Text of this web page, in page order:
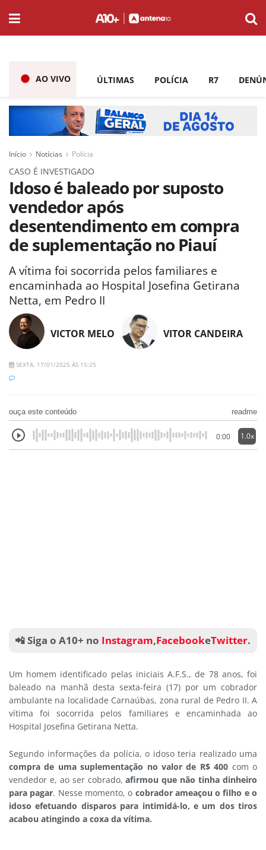
AO VIVO ÚLTIMAS POLÍCIA R7
Início Notícias Polícia
CASO É INVESTIGADO
Idoso é baleado por suposto
vendedor após
desentendimento em compra
de suplementação no Piauí
A vítima foi socorrida pelos familiares e
encaminhada ao Hospital Josefina Getirana
Netta, em Pedro II
VICTOR MELO VITOR CANDEIRA
SEXTA, 17/01/2025 ÀS 15:25
ouça este conteúdo readme
0:00 1.0x
📲 Siga o A10+ no Instagram,FacebookeTwitter.
Um homem identificado pelas iniciais A.F.S., de 78 anos, foi
baleado na manhã desta sexta-feira (17) por um cobrador
ambulante na localidade Carnaúbas, zona rural de Pedro II. A
vítima foi socorrida pelos familiares e encaminhada ao
Hospital Josefina Getirana Netta.
Segundo informações da polícia, o idoso teria realizado uma
compra de uma suplementação no valor de R$ 400 com o
vendedor e, ao ser cobrado,afirmou que não tinha dinheiro
para pagar. Nesse momento, o cobrador ameaçou o filho e o
idoso efetuando disparos para intimidá-lo, e um dos tiros
acabou atingindo a coxa da vítima.